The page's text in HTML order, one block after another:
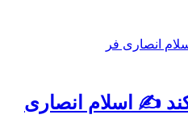
✍️ اسلام انصاری